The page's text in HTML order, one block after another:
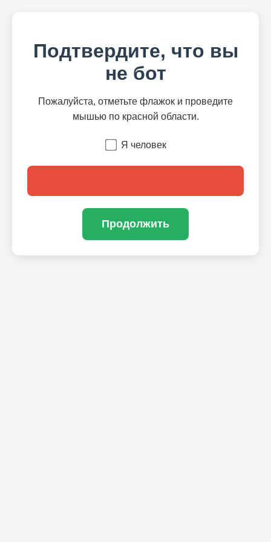
Подтвердите, что вы
не бот
Пожалуйста, отметьте флажок и проведите
мышью по красной области.
Я человек
Продолжить